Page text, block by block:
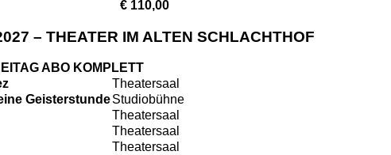
€ 110,00
– THEATER IM ALTEN SCHLACHTHOF
ABO KOMPLETT
Theatersaal
GeisterstundeStudiobühne
Theatersaal
Theatersaal
Theatersaal